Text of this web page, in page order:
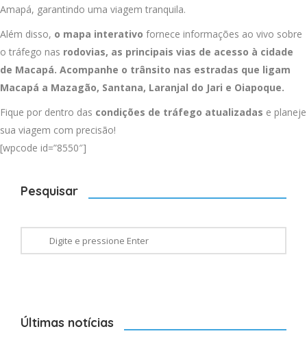
Amapá, garantindo uma viagem tranquila.
Além disso, o mapa interativo fornece informações ao vivo sobre
o tráfego nas rodovias, as principais vias de acesso à cidade
de Macapá. Acompanhe o trânsito nas estradas que ligam
Macapá a Mazagão, Santana, Laranjal do Jari e Oiapoque.
Fique por dentro das condições de tráfego atualizadas e planeje
sua viagem com precisão!
[wpcode id=”8550″]
Pesquisar
Últimas notícias